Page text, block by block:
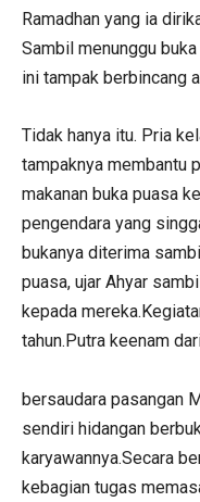
Ramadhan yang ia
Sambil menunggu
ini tampak berbincang
Tidak hanya itu. Pria
tampaknya membantu
makanan buka puasa
pengendara yang
bukanya diterima
puasa, ujar Ahyar
kepada
tahun.Putra keenam
bersaudara pasangan
sendiri hidangan
karyawannya.Secara
kebagian tugas